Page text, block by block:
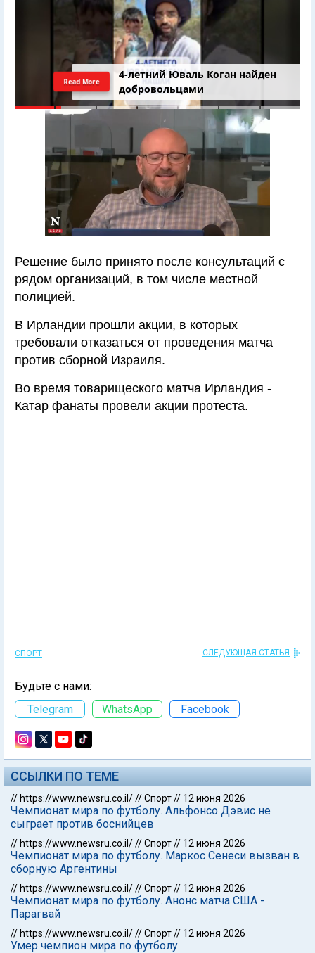
4-летний Юваль Коган найден
добровольцами
Read More
Решение было принято после консультаций с
рядом организаций, в том числе местной
полицией.
В Ирландии прошли акции, в которых
требовали отказаться от проведения матча
против сборной Израиля.
Во время товарищеского матча Ирландия -
Катар фанаты провели акции протеста.
СПОРТ СЛЕДУЮЩАЯ СТАТЬЯ
Будьте с нами:
Telegram
WhatsApp Facebook
ССЫЛКИ ПО ТЕМЕ
// https://www.newsru.co.il///Спорт// 12 июня 2026
Чемпионат мира по футболу. Альфонсо Дэвис не
сыграет против боснийцев
// https://www.newsru.co.il///Спорт// 12 июня 2026
Чемпионат мира по футболу. Маркос Сенеси вызван в
сборную Аргентины
// https://www.newsru.co.il///Спорт// 12 июня 2026
Чемпионат мира по футболу. Анонс матча США -
Парагвай
// https://www.newsru.co.il///Спорт// 12 июня 2026
Умер чемпион мира по футболу